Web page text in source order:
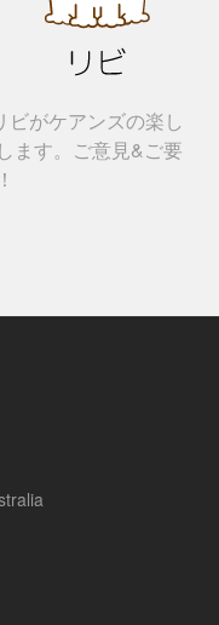
ビがケアンズの楽し
ます。ご意見&ご要